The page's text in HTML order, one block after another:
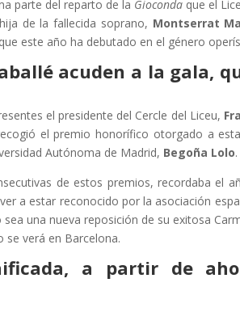
parte del reparto de la Gioconda que el
de la fallecida soprano, Montserrat
este año ha debutado en el género
acuden a la gala,
el presidente del Cercle del Liceu,
el premio honorífico otorgado a
Autónoma de Madrid, Begoña Lolo.
de estos premios, recordaba el
a estar reconocido por la asociación
una nueva reposición de su exitosa
verá en Barcelona.
a partir de